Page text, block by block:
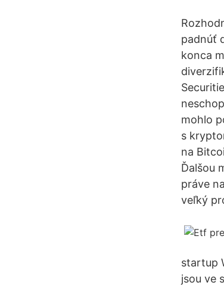
padnúť
konca
mohlo
s
na
Ďalšou
práve
veľký
startup
jsou ve